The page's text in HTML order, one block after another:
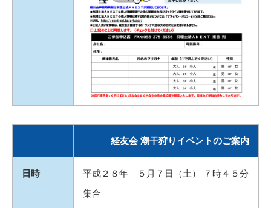
経友会 潮干狩りイベントのご案内
日時
平成２８年 ５月７日（土） ７時４５分
集合